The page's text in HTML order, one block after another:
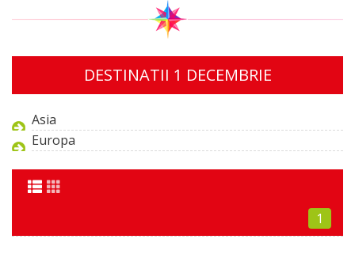
DESTINATII 1 DECEMBRIE
Asia
Europa
1